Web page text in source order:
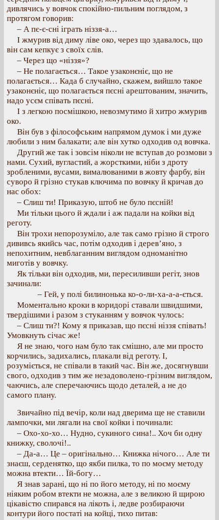
дивлячись у вовчок спокійно-пильним поглядом, з
протягом говорив:
– А пє-є-сні іграть ніззя-а…
І жмурив від диму ліве око, через що здавалось, що
він сам кепкує з своїх слів.
– Через що «ніззя»?
– Не полагається… Такое узаконєніє, що не
полагається… Када б случайно, скажем, вийшло такое
узаконєніє, що полагається пєсні арештованим, значить,
надо усєм співать пєсні.
І з легкою посмішкою, невозмутимо й хитро жмурив
око.
Він був з філософським напрямом думок і ми дуже
любили з ним балакати; але він хутко одходив од вовчка.
Другий же так і зовсім ніколи не вступав до розмови з
нами. Сухий, вугластий, а жорсткими, ніби з дроту
зробленими, вусами, вималюваними в жовту фарбу, він
суворо й грізно стукав ключима по вовчку й кричав до
нас обох:
– Слиш ти! Приказую, штоб не було пєсній!
Ми тільки цього й ждали і аж падали на койки від
реготу.
Він трохи непорозуміло, але так само грізно й строго
дививсь якийсь час, потім одходив і дерев’яно, з
непохитним, невблаганним виглядом одноманітно
миготів у вовчку.
Як тільки він одходив, ми, пересиливши регіт, знов
зачинали:
– Гей, у полі билинонька ко-о-ли-ха-а-а-ється.
Моментально кроки в коридорі ставали швидшими,
твердішими і разом з стуканням у вовчок чулось:
– Слиш ти?! Кому я приказав, що пєсні ніззя співать!
Умовкнуть січас же!
Я не знаю, чого нам було так смішно, але ми просто
корчились, задихались, плакали від реготу. І,
розуміється, не співали в такий час. Він же, досягнувши
свого, одходив з тим же незадоволено-грізним виглядом,
чаючись, але сперечаючись щодо деталей, а не до
самого плану.
Звичайно під вечір, коли над дверима ще не ставили
лампочки, ми лягали на свої койки і починали:
– Охо-хо-хо… Нудно, сукиного сина!.. Хоч би одну
книжку, сволочі!..
– Да-а… Це – оригінально… Книжка нічого… Але ти
знаєш, серденятко, що якби пилка, то по моєму методу
можна втекти… Їй-богу…
Я знав зарані, що ні по його методу, ні по моєму
ніяким робом втекти не можна, але з великою й щирою
цікавістю спирався на лікоть і, ледве розбираючи
контури його постаті на койці, тихо питав: